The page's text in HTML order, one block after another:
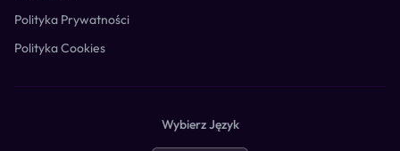
Polityka Prywatności
Polityka Cookies
Wybierz Język